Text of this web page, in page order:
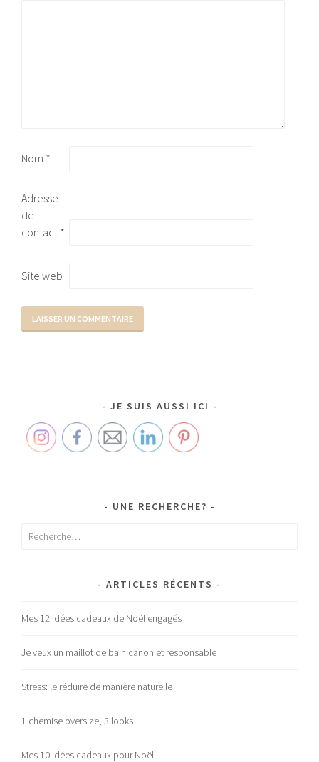
Nom *
Adresse
de
contact *
Site web
JE SUIS AUSSI ICI
UNE RECHERCHE?
Rechercher :
ARTICLES RÉCENTS
Mes 12 idées cadeaux de Noël engagés
Je veux un maillot de bain canon et responsable
Stress: le réduire de manière naturelle
1 chemise oversize, 3 looks
Mes 10 idées cadeaux pour Noël